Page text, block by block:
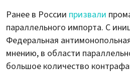
Ранее в России призвали
параллельного импорта. С
Федеральная
мнению, в области
большое количество